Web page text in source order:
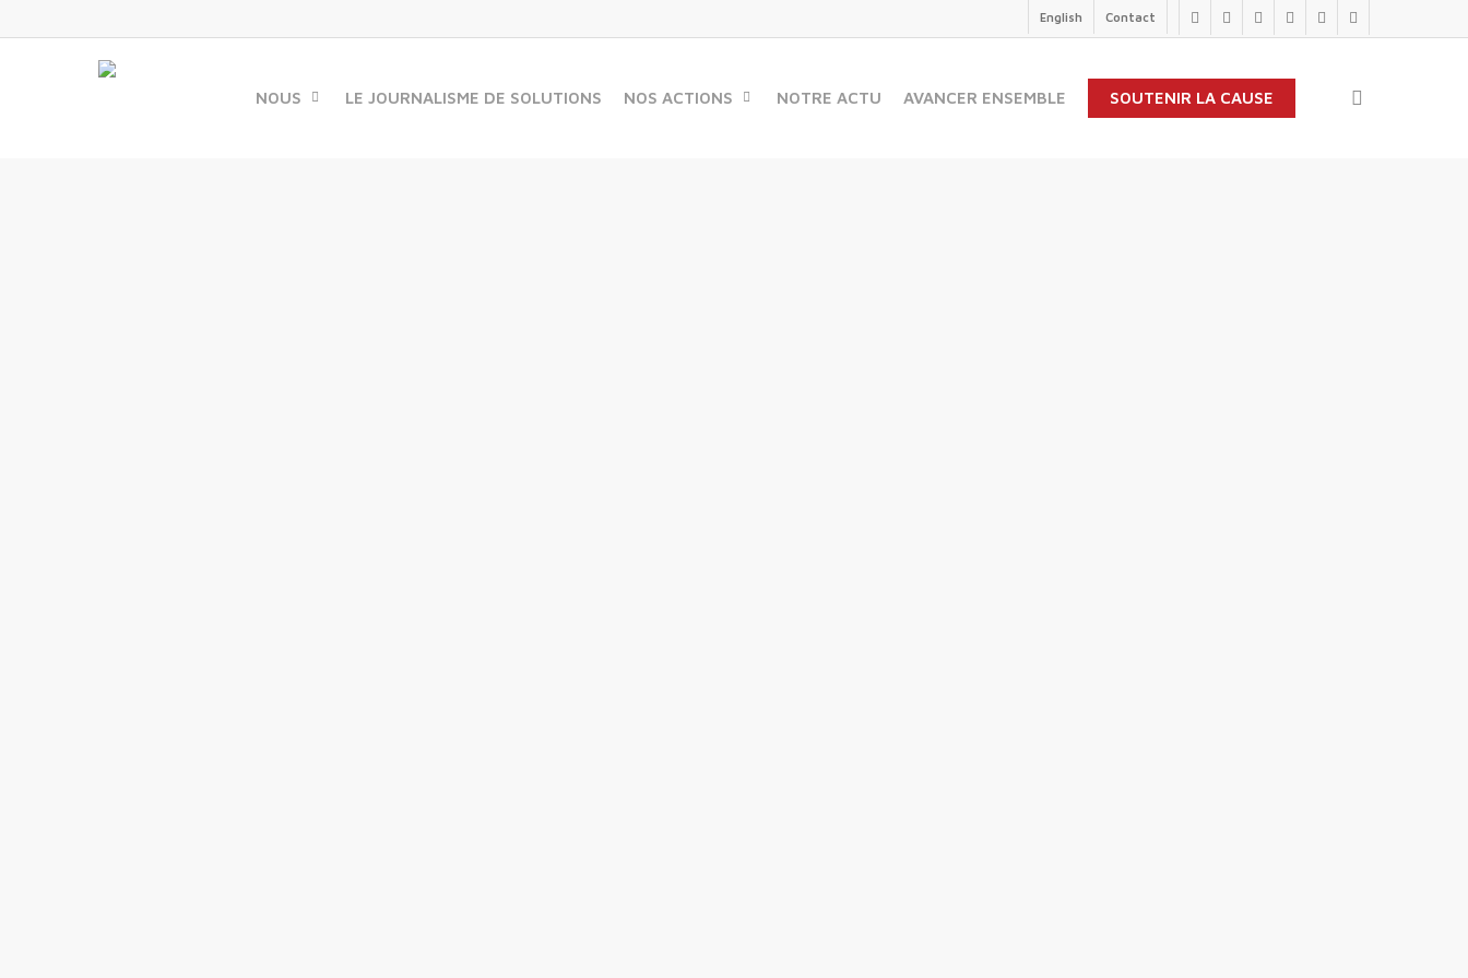
to
twitterfacebooklinkedinyoutubeinstagram
flickr
English Contact
NOUS LE JOURNALISME DE SOLUTIONS NOS ACTIONS NOTRE ACTU AVANCER ENSEMBLE SOUTENIR LA CAUSE